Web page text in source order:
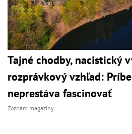
Tajné chodby, nacistický
rozprávkový vzhľad:
neprestáva fascinovať
Zoznam magazíny